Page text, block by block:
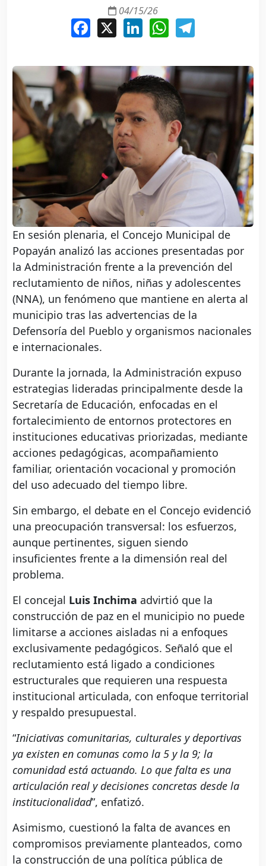
04/15/26
Facebook LinkedInWhatsApp
En sesión plenaria, el Concejo Municipal de
Popayán analizó las acciones presentadas por
la Administración frente a la prevención del
reclutamiento de niños, niñas y adolescentes
(NNA), un fenómeno que mantiene en alerta al
municipio tras las advertencias de la
Defensoría del Pueblo y organismos nacionales
e internacionales.
Durante la jornada, la Administración expuso
estrategias lideradas principalmente desde la
Secretaría de Educación, enfocadas en el
fortalecimiento de entornos protectores en
instituciones educativas priorizadas, mediante
acciones pedagógicas, acompañamiento
familiar, orientación vocacional y promoción
del uso adecuado del tiempo libre.
Sin embargo, el debate en el Concejo evidenció
una preocupación transversal: los esfuerzos,
aunque pertinentes, siguen siendo
insuficientes frente a la dimensión real del
problema.
El concejal Luis Inchima advirtió que la
construcción de paz en el municipio no puede
limitarse a acciones aisladas ni a enfoques
exclusivamente pedagógicos. Señaló que el
reclutamiento está ligado a condiciones
estructurales que requieren una respuesta
institucional articulada, con enfoque territorial
y respaldo presupuestal.
“Iniciativas comunitarias, culturales y deportivas
ya existen en comunas como la 5 y la 9; la
comunidad está actuando. Lo que falta es una
articulación real y decisiones concretas desde la
institucionalidad”, enfatizó.
Asimismo, cuestionó la falta de avances en
compromisos previamente planteados, como
la construcción de una política pública de